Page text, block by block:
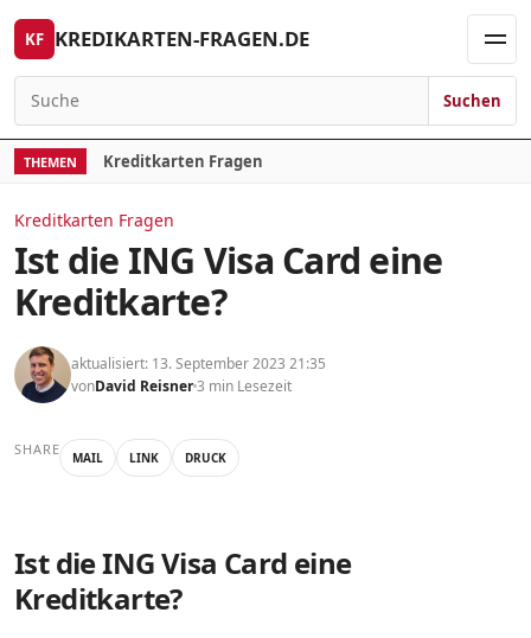
Skip to content
KF KREDIKARTEN-FRAGEN.DE
Search for:
Suchen
THEMEN Kreditkarten Fragen
Kreditkarten Fragen
Ist die ING Visa Card eine
Kreditkarte?
aktualisiert: 13. September 2023 21:35
vonDavid Reisner3 min Lesezeit
SHARE MAIL LINK DRUCK
Ist die ING Visa Card eine
Kreditkarte?